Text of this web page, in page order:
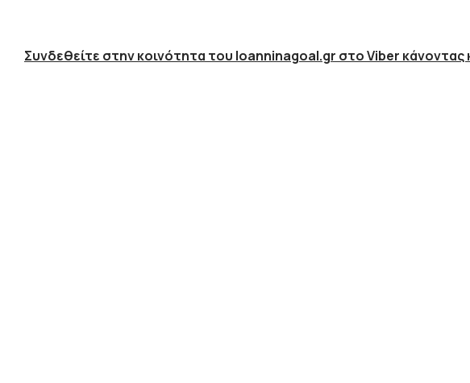
Συνδεθείτε στην κοινότητα του Ioanninagoal.gr στο Viber κάνοντας